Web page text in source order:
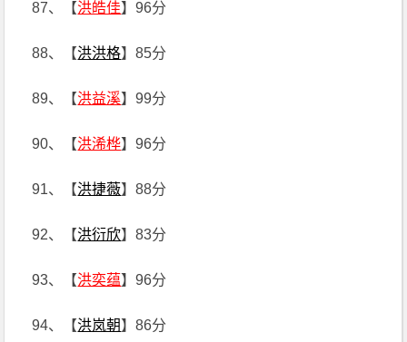
87、【洪皓佳】96分
88、【洪洪格】85分
89、【洪益溪】99分
90、【洪浠桦】96分
91、【洪捷薇】88分
92、【洪衍欣】83分
93、【洪奕蕴】96分
94、【洪岚朝】86分